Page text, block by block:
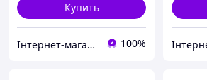
Купить
Інтернет-магазин Kava-e 100%